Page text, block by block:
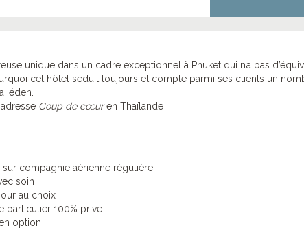
unique dans un cadre exceptionnel à Phuket qui n’a pas
cet hôtel séduit toujours et compte parmi ses clients un
éden.
Coup de cœuren Thaïlande !
compagnie aérienne régulière
soin
au choix
particulier 100% privé
option